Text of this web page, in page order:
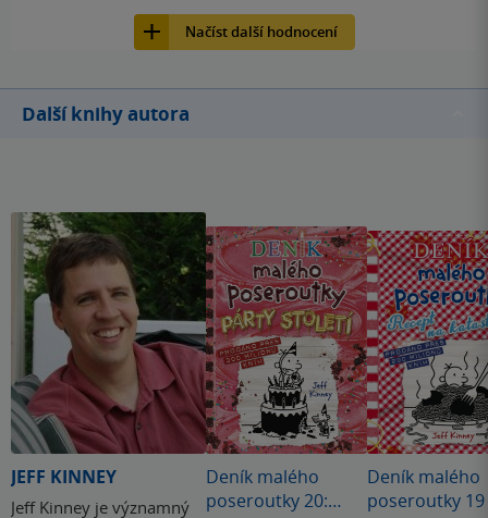
Načíst další hodnocení
Další knihy autora
JEFF KINNEY
Jeff Kinney je významný
Deník malého
poseroutky 20:
Deník malého
poseroutky 19